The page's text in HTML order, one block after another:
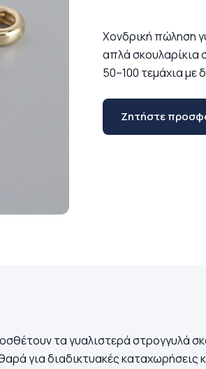
Χονδρική πώληση
απλά σκουλαρίκια
50–100 τεμάχια με
Ζητήστε
τα γυαλιστερά στρογγυλά
για διαδικτυακές καταχωρήσεις